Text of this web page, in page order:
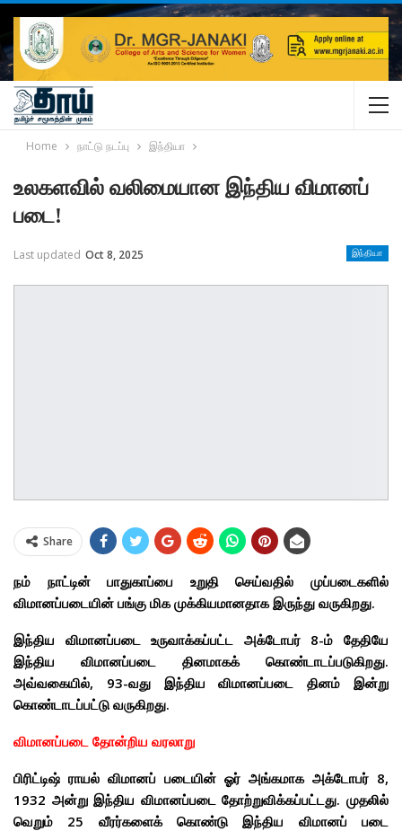
Home நாட்டு நடப்பு இந்தியா
உலகளவில் வலிமையான இந்திய விமானப்
படை!
இந்தியா
Last updated Oct 8, 2025
Share
நம் நாட்டின் பாதுகாப்பை உறுதி செய்வதில் முப்படைகளில்
விமானப்படையின் பங்கு மிக முக்கியமானதாக இருந்து வருகிறது.
இந்திய விமானப்படை உருவாக்கப்பட்ட அக்டோபர் 8-ம் தேதியே
இந்திய விமானப்படை தினமாகக் கொண்டாடப்படுகிறது.
அவ்வகையில், 93-வது இந்திய விமானப்படை தினம் இன்று
கொண்டாடப்பட்டு வருகிறது.
விமானப்படை தோன்றிய வரலாறு
பிரிட்டிஷ் ராயல் விமானப் படையின் ஓர் அங்கமாக அக்டோபர் 8,
1932 அன்று இந்திய விமானப்படை தோற்றுவிக்கப்பட்டது. முதலில்
வெறும் 25 வீரர்களைக் கொண்டு இந்திய விமானப் படை